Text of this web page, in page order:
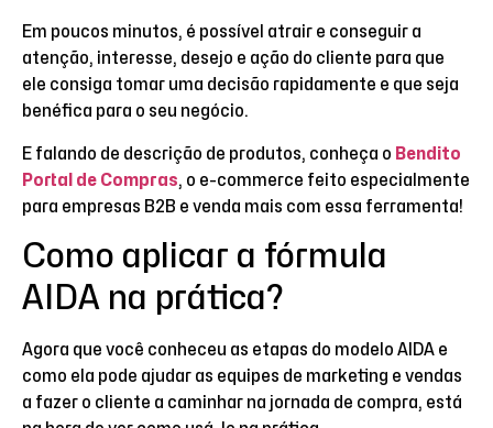
Em poucos minutos, é possível atrair e conseguir a
atenção, interesse, desejo e ação do cliente para que
ele consiga tomar uma decisão rapidamente e que seja
benéfica para o seu negócio.
E falando de descrição de produtos, conheça o Bendito
Portal de Compras, o e-commerce feito especialmente
para empresas B2B e venda mais com essa ferramenta!
Como aplicar a fórmula
AIDA na prática?
Agora que você conheceu as etapas do modelo AIDA e
como ela pode ajudar as equipes de marketing e vendas
a fazer o cliente a caminhar na jornada de compra, está